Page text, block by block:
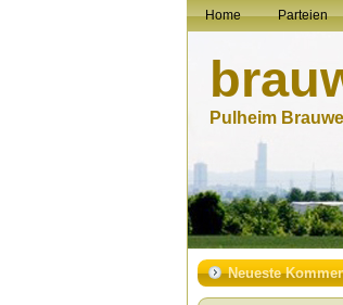
Home Parteien
Pulheim
Neueste